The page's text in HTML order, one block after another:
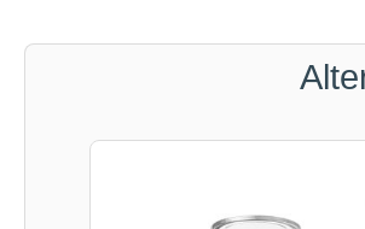
Produktgalerie überspringen